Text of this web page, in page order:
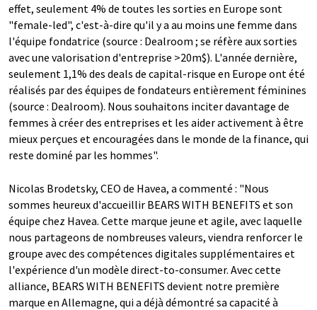
effet, seulement 4% de toutes les sorties en Europe sont
"female-led", c'est-à-dire qu'il y a au moins une femme dans
l'équipe fondatrice (source : Dealroom ; se réfère aux sorties
avec une valorisation d'entreprise >20m$). L'année dernière,
seulement 1,1% des deals de capital-risque en Europe ont été
réalisés par des équipes de fondateurs entièrement féminines
(source : Dealroom). Nous souhaitons inciter davantage de
femmes à créer des entreprises et les aider activement à être
mieux perçues et encouragées dans le monde de la finance, qui
reste dominé par les hommes".
Nicolas Brodetsky, CEO de Havea, a commenté : "Nous
sommes heureux d'accueillir BEARS WITH BENEFITS et son
équipe chez Havea. Cette marque jeune et agile, avec laquelle
nous partageons de nombreuses valeurs, viendra renforcer le
groupe avec des compétences digitales supplémentaires et
l'expérience d'un modèle direct-to-consumer. Avec cette
alliance, BEARS WITH BENEFITS devient notre première
marque en Allemagne, qui a déjà démontré sa capacité à